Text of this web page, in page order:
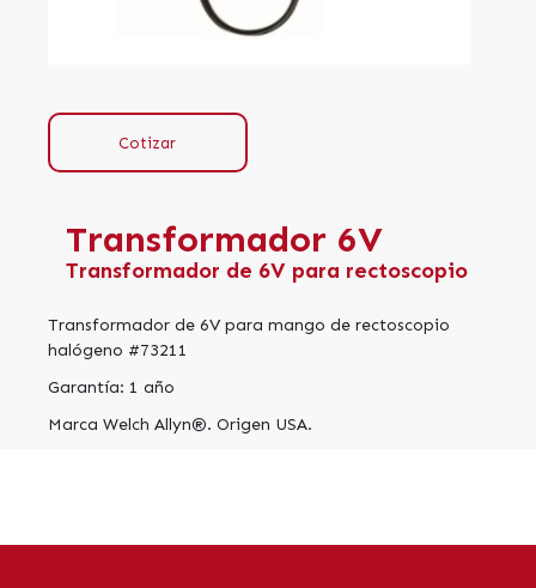
Cotizar
Transformador 6V
Transformador de 6V para rectoscopio
Transformador de 6V para mango de rectoscopio
halógeno #73211
Garantía: 1 año
Marca Welch Allyn®. Origen USA.